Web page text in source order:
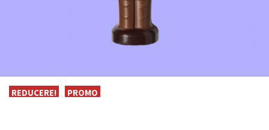
REDUCERE! PROMO